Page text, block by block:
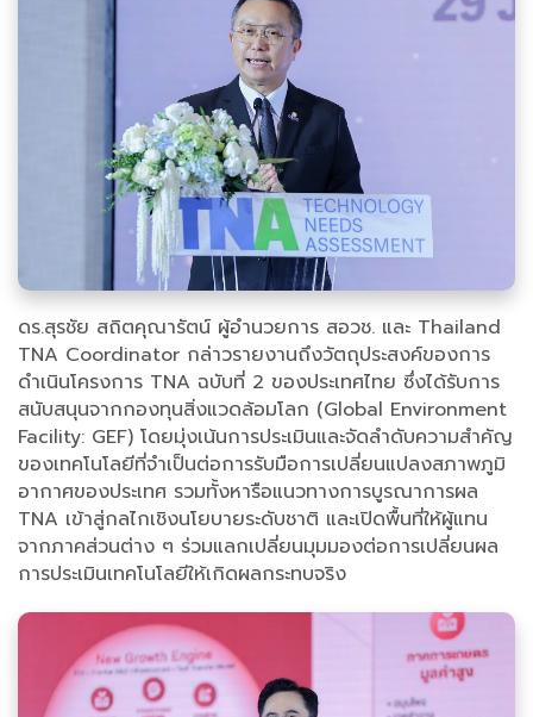
ดร.สุรชัย สถิตคุณารัตน์ ผู้อำนวยการ สอวช. และ Thailand
TNA Coordinator กล่าวรายงานถึงวัตถุประสงค์ของการ
ดำเนินโครงการ TNA ฉบับที่ 2 ของประเทศไทย ซึ่งได้รับการ
สนับสนุนจากกองทุนสิ่งแวดล้อมโลก (Global Environment
Facility: GEF) โดยมุ่งเน้นการประเมินและจัดลำดับความสำคัญ
ของเทคโนโลยีที่จำเป็นต่อการรับมือการเปลี่ยนแปลงสภาพภูมิ
อากาศของประเทศ รวมทั้งหารือแนวทางการบูรณาการผล
TNA เข้าสู่กลไกเชิงนโยบายระดับชาติ และเปิดพื้นที่ให้ผู้แทน
จากภาคส่วนต่าง ๆ ร่วมแลกเปลี่ยนมุมมองต่อการเปลี่ยนผล
การประเมินเทคโนโลยีให้เกิดผลกระทบจริง